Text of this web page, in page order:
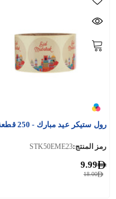
رول ستيكر عيد مبارك - 250 قطعة
رمز المنتج:STK50EME23
18.00
9.99